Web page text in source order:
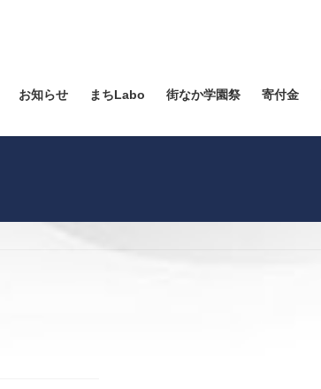
お知らせ まちLabo 街なか学園祭 寄付金